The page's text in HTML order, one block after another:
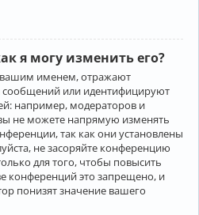
я могу изменить его?
именем, отражают
сообщений или идентифицируют
например, модераторов и
не можете напрямую изменять
так как они установлены
не засоряйте конференцию
для того, чтобы повысить
конференций это запрещено, и
понизят значение вашего